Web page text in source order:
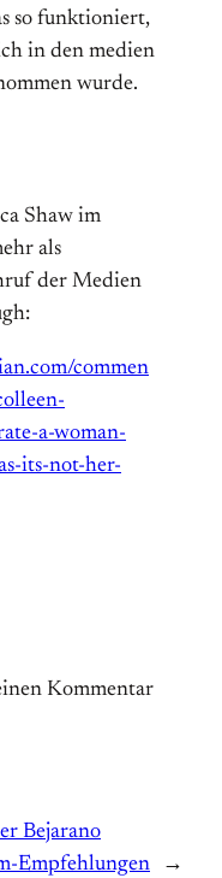
so funktioniert,
in den medien
wurde.
Shaw im
als
der Medien
commen
a-woman-
its-not-her-
Kommentar
Bejarano
Empfehlungen
→